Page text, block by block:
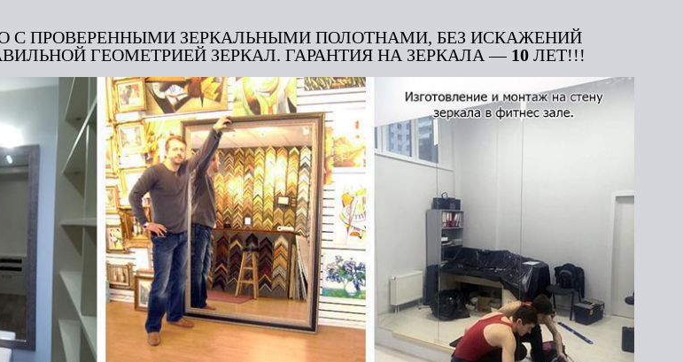
С ПРОВЕРЕННЫМИ ЗЕРКАЛЬНЫМИ ПОЛОТНАМИ, БЕЗ ИСКАЖЕНИЙ
ГЕОМЕТРИЕЙ ЗЕРКАЛ. ГАРАНТИЯ НА ЗЕРКАЛА — 10ЛЕТ!!!